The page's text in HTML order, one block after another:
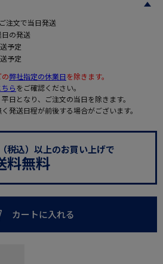
注文で当日発送
日の発送
予定
予定
弊社指定の休業日を除きます。
ちらをご確認ください。
日となり、ご注文の当日を除きます。
発送日程が前後する場合がございます。
税込）以上のお買い上げで
料無料
カートに入れる